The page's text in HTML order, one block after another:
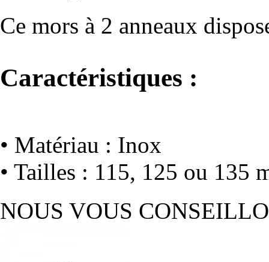
Ce mors à 2 anneaux
Caractéristiques :
• Matériau : Inox
• Tailles : 115, 125 ou 135
NOUS VOUS